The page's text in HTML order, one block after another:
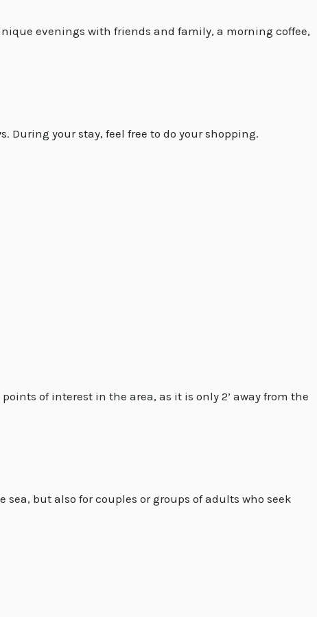
evenings with friends and family, a morning coffee,
During your stay, feel free to do your shopping.
of interest in the area, as it is only 2’ away from the
but also for couples or groups of adults who seek